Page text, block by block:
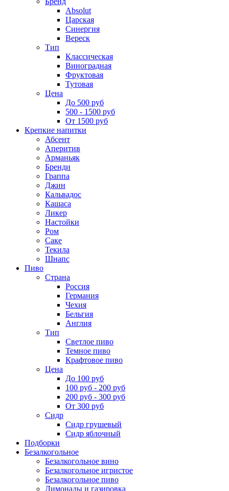
Absolut
Царская
Синергия
Вереск
Тип
Классическая
Виноградная
Фруктовая
Тутовая
Цена
До 500 руб
500 - 1500 руб
От 1500 руб
Крепкие напитки
Абсент
Аперитив
Арманьяк
Бренди
Граппа
Джин
Кальвадос
Кашаса
Ликер
Настойки
Ром
Саке
Текила
Шнапс
Пиво
Страна
Россия
Германия
Чехия
Бельгия
Англия
Тип
Светлое пиво
Темное пиво
Крафтовое пиво
Цена
До 100 руб
100 руб - 200 руб
200 руб - 300 руб
От 300 руб
Сидр
Сидр грушевый
Сидр яблочный
Подборки
Безалкогольное
Безалкогольное вино
Безалкогольное игристое
Безалкогольное пиво
Лимонады и газировка